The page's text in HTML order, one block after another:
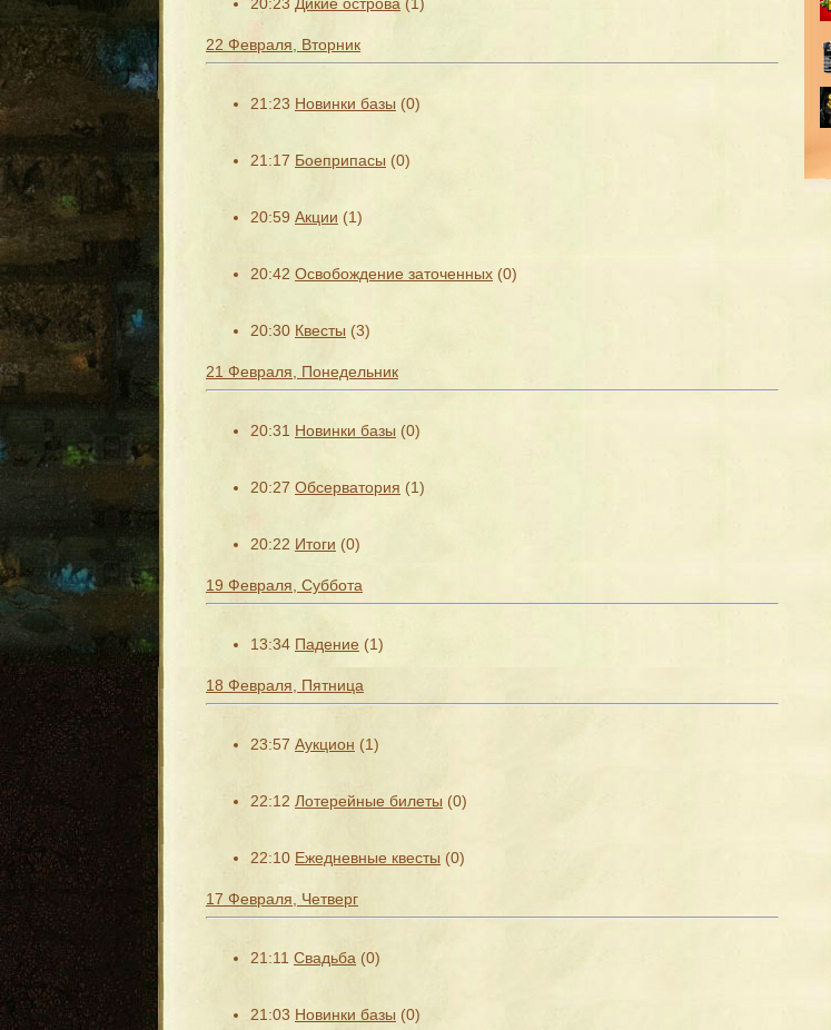
22 Февраля, Вторник
21:23 Новинки базы (0)
21:17 Боеприпасы (0)
20:59 Акции (1)
20:42 Освобождение заточенных (0)
20:30 Квесты (3)
21 Февраля, Понедельник
20:31 Новинки базы (0)
20:27 Обсерватория (1)
20:22 Итоги (0)
19 Февраля, Суббота
13:34 Падение (1)
18 Февраля, Пятница
23:57 Аукцион (1)
22:12 Лотерейные билеты (0)
22:10 Ежедневные квесты (0)
17 Февраля, Четверг
21:11 Свадьба (0)
21:03 Новинки базы (0)